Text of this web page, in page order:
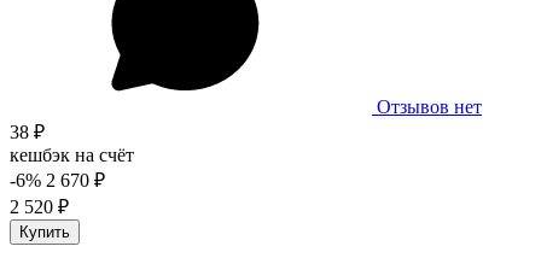
Отзывов нет
38 ₽
кешбэк на счёт
-6% 2 670 ₽
2 520 ₽
Купить